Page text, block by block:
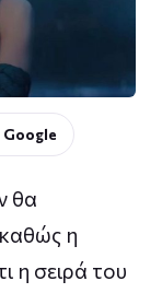
Google
θα
η
η σειρά του